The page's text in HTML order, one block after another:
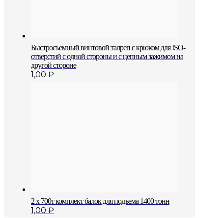
Быстросъемный винтовой талреп с крюком для ISO-
отверстий с одной стороны и с цепным зажимом на
другой стороне
1,00 ₽
2 х 700т комплект балок для подъема 1400 тонн
1,00 ₽